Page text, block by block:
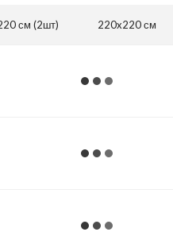
см (2шт) 220x220 см